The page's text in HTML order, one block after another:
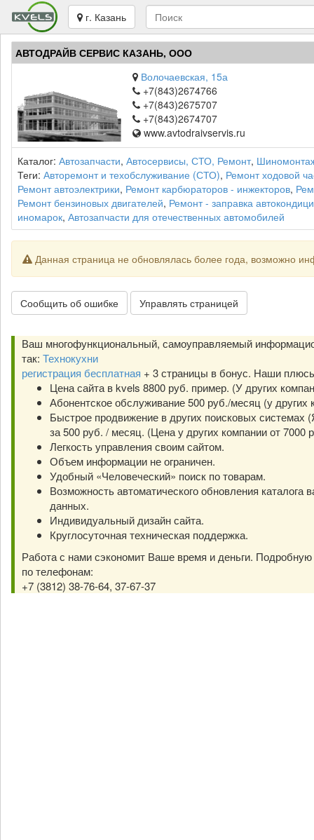
г. Казань
АВТОДРАЙВ СЕРВИС КАЗАНЬ, ООО
Волочаевская, 15а
+7(843)2674766
+7(843)2675707
+7(843)2674707
www.avtodraivservis.ru
Каталог: Автозапчасти, Автосервисы, СТО, Ремонт,
Теги: Авторемонт и техобслуживание (СТО), Ремонт ходовой
Ремонт автоэлектрики, Ремонт карбюраторов - инжекторов,
Ремонт бензиновых двигателей, Ремонт - заправка
иномарок, Автозапчасти для отечественных автомобилей
Данная страница не обновлялась более года, возможно
Сообщить об ошибке Управлять страницей
Ваш многофункциональный, самоуправляемый
так: Технокухни
регистрация бесплатная + 3 страницы в бонус. Наши
Цена сайта в kvels 8800 руб. пример. (У других
Абонентское обслуживание 500 руб./месяц (у других
Быстрое продвижение в других поисковых системах
за 500 руб. / месяц. (Цена у других компании от 7000
Легкость управления своим сайтом.
Объем информации не ограничен.
Удобный «Человеческий» поиск по товарам.
Возможность автоматического обновления каталога
данных.
Индивидуальный дизайн сайта.
Круглосуточная техническая поддержка.
Работа с нами сэкономит Ваше время и деньги.
по телефонам:
+7 (3812) 38-76-64, 37-67-37